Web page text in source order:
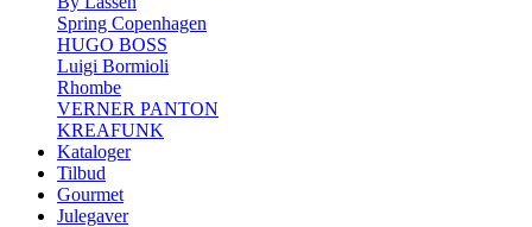
Spring Copenhagen
HUGO BOSS
Luigi Bormioli
Rhombe
VERNER PANTON
KREAFUNK
Kataloger
Tilbud
Gourmet
Julegaver